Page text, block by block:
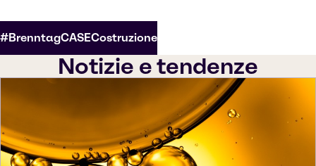
#BrenntagCASECostruzione
Notizie e tendenze